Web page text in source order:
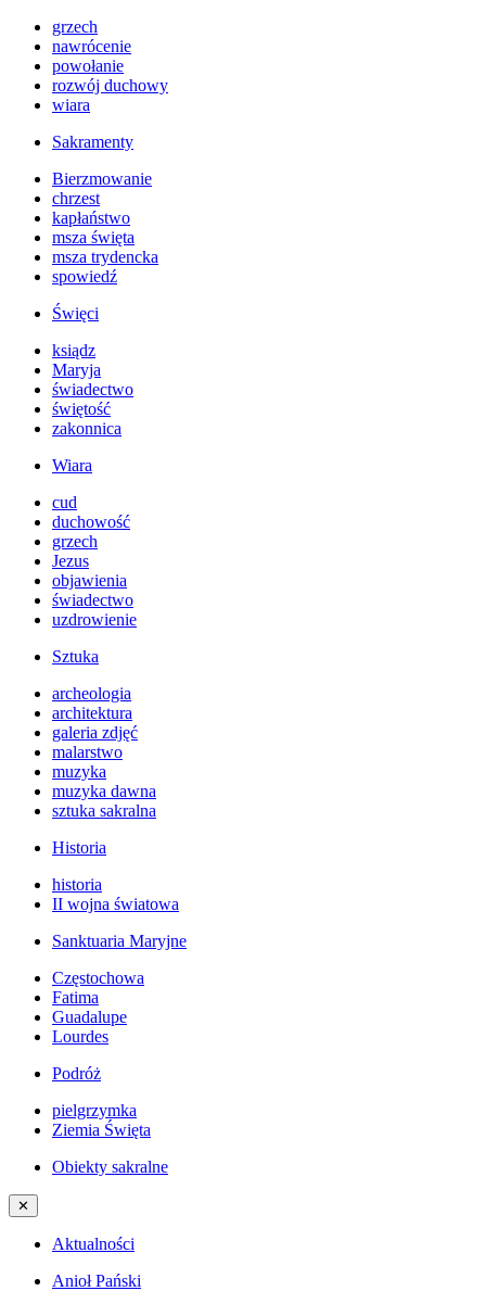
grzech
nawrócenie
powołanie
rozwój duchowy
wiara
Sakramenty
Bierzmowanie
chrzest
kapłaństwo
msza święta
msza trydencka
spowiedź
Święci
ksiądz
Maryja
świadectwo
świętość
zakonnica
Wiara
cud
duchowość
grzech
Jezus
objawienia
świadectwo
uzdrowienie
Sztuka
archeologia
architektura
galeria zdjęć
malarstwo
muzyka
muzyka dawna
sztuka sakralna
Historia
historia
II wojna światowa
Sanktuaria Maryjne
Częstochowa
Fatima
Guadalupe
Lourdes
Podróż
pielgrzymka
Ziemia Święta
Obiekty sakralne
✕
Aktualności
Anioł Pański